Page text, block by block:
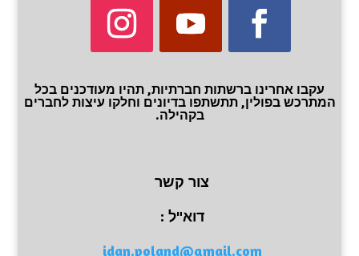
עקבו אחרינו ברשתות חברתיות, תהיו מעודכנים בכל
המתרכש בפולין, תתשתפו בדיונים וחלקו עיצות לחברים
בקהילה.
צור קשר
דוא"ל :
idan.poland@gmail.com